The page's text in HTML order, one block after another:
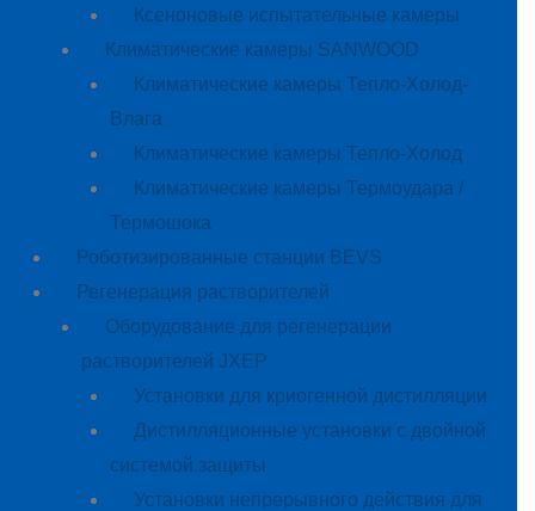
Ксеноновые испытательные камеры
Климатические камеры SANWOOD
Климатические камеры Тепло-Холод-
Влага
Климатические камеры Тепло-Холод
Климатические камеры Термоудара /
Термошока
Роботизированные станции BEVS
Регенерация растворителей
Оборудование для регенерации
растворителей JXEP
Установки для криогенной дистилляции
Дистилляционные установки с двойной
системой защиты
Установки непрерывного действия для